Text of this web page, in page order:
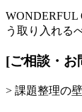
WONDERFUL
う取り入れる
[ご相談・お
> 課題整理の